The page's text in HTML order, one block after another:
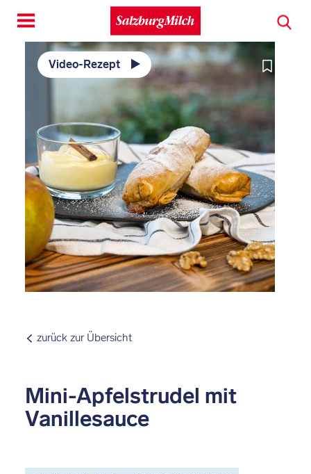
Toggle
navigation
Video-Rezept
zurück zur Übersicht
Mini-Apfelstrudel mit
Vanillesauce